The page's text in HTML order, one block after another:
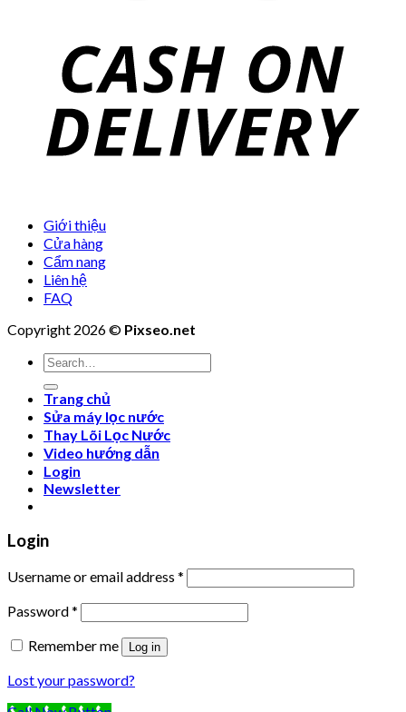
Giới thiệu
Cửa hàng
Cẩm nang
Liên hệ
FAQ
Copyright 2026 © Pixseo.net
Search
for:
Trang chủ
Sửa máy lọc nước
Thay Lõi Lọc Nước
Video hướng dẫn
Login
Newsletter
Login
Username or email address *
Password*
Remember me
Log in
Lost your password?